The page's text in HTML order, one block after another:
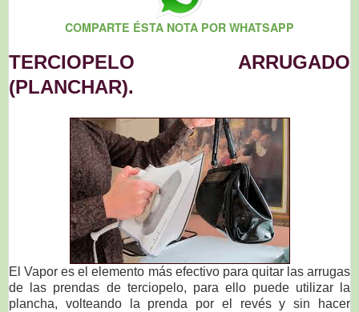
COMPARTE ÉSTA NOTA POR WHATSAPP
TERCIOPELO ARRUGADO
(PLANCHAR).
El Vapor es el elemento más efectivo para quitar las arrugas
de las prendas de terciopelo, para ello puede utilizar la
plancha, volteando la prenda por el revés y sin hacer